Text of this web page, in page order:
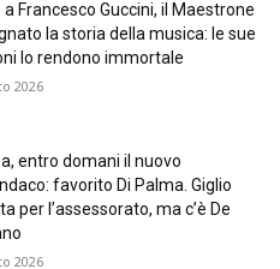
Francesco Guccini, il Maestrone
la storia della musica: le sue
lo rendono immortale
2026
entro domani il nuovo
favorito Di Palma. Giglio
per l’assessorato, ma c’è De
2026